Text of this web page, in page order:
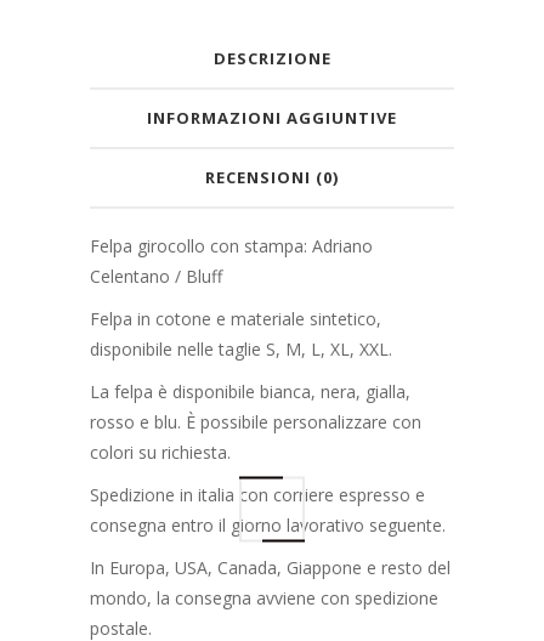
DESCRIZIONE
INFORMAZIONI AGGIUNTIVE
RECENSIONI (0)
Felpa girocollo con stampa: Adriano
Celentano / Bluff
Felpa in cotone e materiale sintetico,
disponibile nelle taglie S, M, L, XL, XXL.
La felpa è disponibile bianca, nera, gialla,
rosso e blu. È possibile personalizzare con
colori su richiesta.
Spedizione in italia con corriere espresso e
consegna entro il giorno lavorativo seguente.
In Europa, USA, Canada, Giappone e resto del
mondo, la consegna avviene con spedizione
postale.